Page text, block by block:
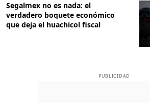
Segalmex no es nada: el
verdadero boquete económico
que deja el huachicol fiscal
PUBLICIDAD